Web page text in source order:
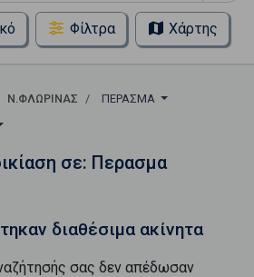
Φίλτρα Χάρτης
Ν.ΦΛΩΡΙΝΑΣ
ΠΕΡΑΣΜΑ
σε: Περασμα
διαθέσιμα ακίνητα
σας δεν απέδωσαν